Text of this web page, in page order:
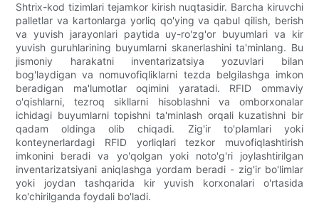
Shtrix-kod tizimlari tejamkor kirish nuqtasidir. Barcha kiruvchi
palletlar va kartonlarga yorliq qo'ying va qabul qilish, berish
va yuvish jarayonlari paytida uy-ro'zg'or buyumlari va kir
yuvish guruhlarining buyumlarni skanerlashini ta'minlang. Bu
jismoniy harakatni inventarizatsiya yozuvlari bilan
bog'laydigan va nomuvofiqliklarni tezda belgilashga imkon
beradigan ma'lumotlar oqimini yaratadi. RFID ommaviy
o'qishlarni, tezroq sikllarni hisoblashni va omborxonalar
ichidagi buyumlarni topishni ta'minlash orqali kuzatishni bir
qadam oldinga olib chiqadi. Zig'ir to'plamlari yoki
konteynerlardagi RFID yorliqlari tezkor muvofiqlashtirish
imkonini beradi va yo'qolgan yoki noto'g'ri joylashtirilgan
inventarizatsiyani aniqlashga yordam beradi - zig'ir bo'limlar
yoki joydan tashqarida kir yuvish korxonalari o'rtasida
ko'chirilganda foydali bo'ladi.